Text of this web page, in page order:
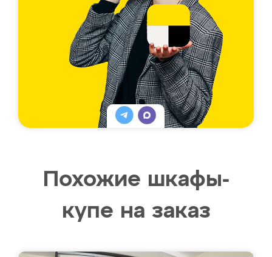
Похожие шкафы-
купе на заказ